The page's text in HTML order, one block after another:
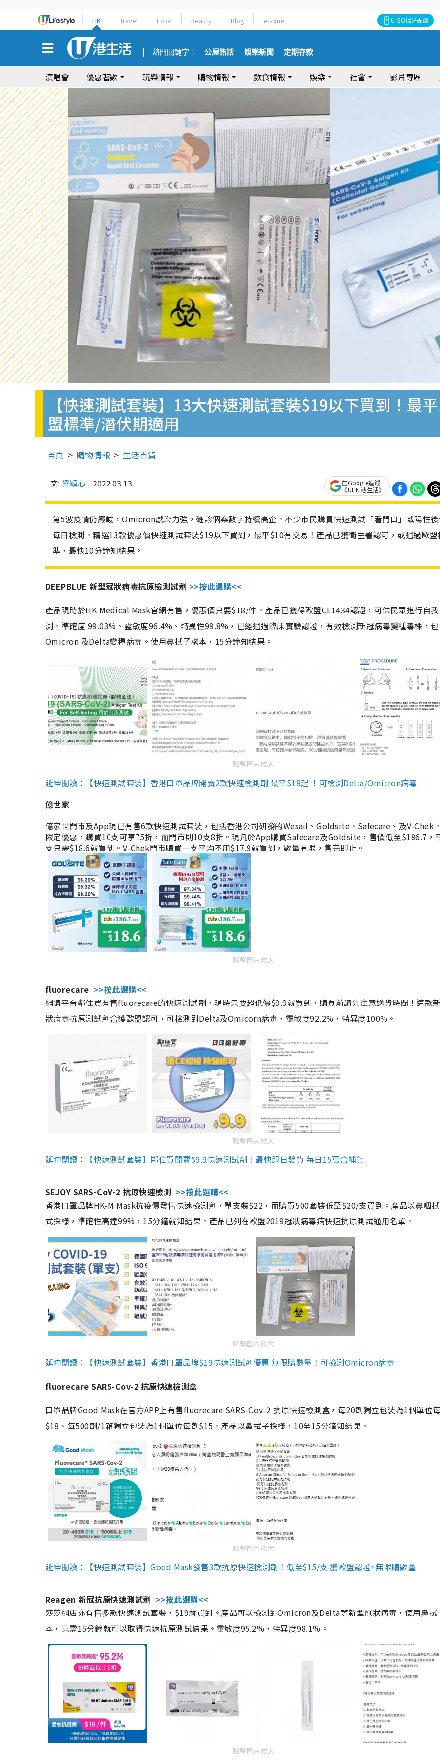
HK Travel Food Beauty Blog e-zone U GO搵好去處
熱門關鍵字： 公屋熱話 娛樂新聞 定期存款
演唱會 優惠著數 玩樂情報 購物情報 飲食情報 娛樂 社會 影片專區
【快速測試套裝】13大快速測試套裝$19以下買到！最
盟標準/潛伏期適用
首頁 購物情報 生活百貨
文: 梁穎心 2022.03.13
在Google追蹤
《UHK 港生活》
第5波疫情仍嚴峻，Omicron感染力強，確診個案數字持續高企。不少市民購買快速測試「看門口」或陽性
每日檢測。精選13款優惠價快速測試套裝$19以下買到，最平$10有交易！產品已獲衛生署認可，或通過歐盟
準，最快10分鐘知結果。
DEEPBLUE 新型冠狀病毒抗原檢測試劑 >>按此選購<<
產品現時於HK Medical Mask官網有售，優惠價只要$18/件。產品已獲得歐盟CE1434認證，可供民眾進行自
測。準確度 99.03%、靈敏度96.4%、特異性99.8%，已經通過臨床實驗認證，有效檢測新冠病毒變種毒株，
Omicron 及Delta變種病毒。使用鼻拭子樣本，15分鐘知結果。
點擊圖片放大
延伸閱讀：【快速測試套裝】香港口罩品牌開賣2款快速檢測劑 最平$18起 ！可檢測Delta/Omicron病毒
億世家
億家世門市及App現已有售6款快速測試套裝，包括香港公司研發的Wesail、Goldsite、Safecare、及V-Chek
限定優惠，購買10支可享75折，而門市則10支8折。現凡於App購買Safecare及Goldsite，售價低至$186.7，
支只需$18.6就買到。V-Chek門市購買一支平均不用$17.9就買到，數量有限，售完即止。
點擊圖片放大
fluorecare >>按此選購<<
網購平台鄰住買有售fluorecare的快速測試劑，現時只要超低價$9.9就買到，購買前請先注意送貨時間！這款
狀病毒抗原測試劑盒獲歐盟認可，可檢測到Delta及Omicorn病毒，靈敏度92.2%，特異度100%。
點擊圖片放大
延伸閱讀：【快速測試套裝】鄰住買開賣$9.9快速測試劑！最快即日發貨 每日15萬盒補貨
SEJOY SARS-CoV-2 抗原快速檢測 >>按此選購<<
香港口罩品牌HK-M Mask抗疫價發售快速檢測劑，單支裝$22，而購買500套裝低至$20/支買到。產品以鼻咽
式採樣，準確性高達99%，15分鐘就知結果。產品已列在歐盟2019冠狀病毒病快速抗原測試通用名單。
點擊圖片放大
延伸閱讀：【快速測試套裝】香港口罩品牌$19快速測試劑優惠 無限購數量！可檢測Omicron病毒
fluorecare SARS-Cov-2 抗原快速檢測盒
口罩品牌Good Mask在官方APP上有售fluorecare SARS-Cov-2 抗原快速檢測盒，每20劑獨立包裝為1個單位
$18、每500劑/1箱獨立包裝為1個單位每劑$15。產品以鼻拭子採樣，10至15分鐘知結果。
點擊圖片放大
延伸閱讀：【快速測試套裝】Good Mask發售3款抗原快速檢測劑！低至$15/支 獲歐盟認證+無限購數量
Reagen 新冠抗原快速測試劑 >>按此選購<<
莎莎網店亦有售多款快速測試套裝，$19就買到。產品可以檢測到Omicron及Delta等新型冠狀病毒，使用鼻拭
本，只需15分鐘就可以取得快速抗原測試結果。靈敏度95.2%，特異度98.1%。
點擊圖片放大